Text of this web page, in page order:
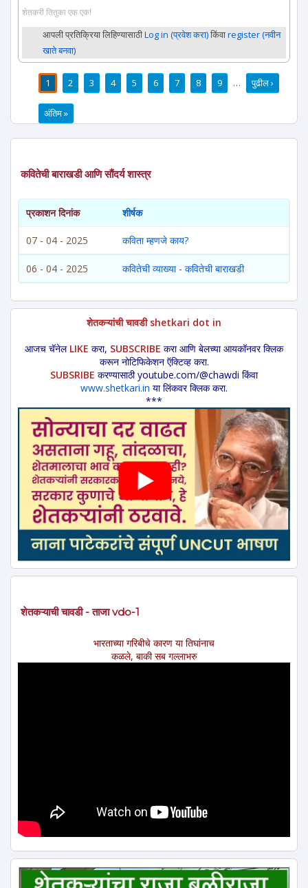
शेतकरी तितुका एक एक!
आपली प्रतिक्रिया लिहिण्यासाठीLog in (प्रवेश करा)किंवाregister (नवीन
खाते बनवा)
पाने 1 2 3 4 5 6 7 8 9 … पुढील ›
अंतिम »
कवितेची बाराखडी आणि सौंदर्य शास्त्र
प्रकाशन दिनांक शीर्षक
07 - 04 - 2025 कविता म्हणजे काय?
06 - 04 - 2025 कवितेची व्याख्या - कवितेची बाराखडी
शेतकऱ्यांची चावडी shetkari dot in
आजच चॅनेल LIKE करा, SUBSCRIBE करा आणि बेलच्या आयकॉनवर क्लिक
करून नोटिफिकेशन ऍक्टिव्ह करा.
SUBSRIBE करण्यासाठी youtube.com/@chawdi किंवा
www.shetkari.in या लिंकवर क्लिक करा.
***
शेतकऱ्याची चावडी - ताजा vdo-1
भारताच्या गरिबीचे कारण या तिघांनाच
कळले, बाकी सब गल्लाभरु